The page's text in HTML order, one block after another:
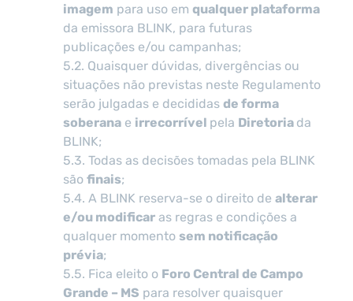
imagem para uso em qualquer plataforma
da emissora BLINK, para futuras
publicações e/ou campanhas;
5.2. Quaisquer dúvidas, divergências ou
situações não previstas neste Regulamento
serão julgadas e decididas de forma
soberana e irrecorrível pela Diretoria da
BLINK;
5.3. Todas as decisões tomadas pela BLINK
são finais;
5.4. A BLINK reserva-se o direito de alterar
e/ou modificar as regras e condições a
qualquer momento sem notificação
prévia;
5.5. Fica eleito o Foro Central de Campo
Grande – MS para resolver quaisquer